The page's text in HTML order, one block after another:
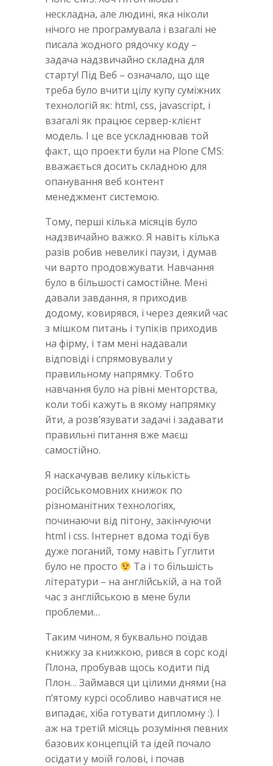
нескладна, але людині, яка ніколи
нічого не програмувала і взагалі не
писала жодного рядочку коду –
задача надзвичайно складна для
старту! Під Веб – означало, що ще
треба було вчити цілу купу суміжних
технологій як: html, css, javascript, і
взагалі як працює сервер-клієнт
модель. І це все ускладнював той
факт, що проекти були на Plone CMS:
вважається досить складною для
опанування веб контент
менеджмент системою.
Тому, перші кілька місяців було
надзвичайно важко. Я навіть кілька
разів робив невеликі паузи, і думав
чи варто продовжувати. Навчання
було в більшості самостійне. Мені
давали завдання, я приходив
додому, ковирявся, і через деякий час
з мішком питань і тупіків приходив
на фірму, і там мені надавали
відповіді і спрямовували у
правильному напрямку. Тобто
навчання було на рівні менторства,
коли тобі кажуть в якому напрямку
йти, а розв’язувати задачі і задавати
правильні питання вже маєш
самостійно.
Я наскачував велику кількість
російськомовних книжок по
різноманітних технологіях,
починаючи від пітону, закінчуючи
html i css. Інтернет вдома тоді був
дуже поганий, тому навіть Гуглити
було не просто
Та і то більшість
літератури – на англійській, а на той
час з англійською в мене були
проблеми…
Таким чином, я буквально поїдав
книжку за книжкою, рився в сорс коді
Плона, пробував щось кодити під
Плон… Займався ци цілими днями (на
п’ятому курсі особливо навчатися не
випадає, хіба готувати дипломну :). І
аж на третій місяць розуміння певних
базових концепцій та ідей почало
осідати у моїй голові, і почав